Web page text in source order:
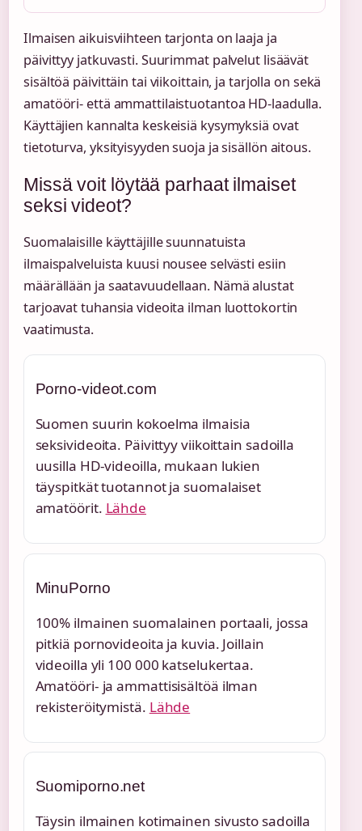
Ilmaisen aikuisviihteen tarjonta on laaja ja
päivittyy jatkuvasti. Suurimmat palvelut lisäävät
sisältöä päivittäin tai viikoittain, ja tarjolla on sekä
amatööri- että ammattilaistuotantoa HD-laadulla.
Käyttäjien kannalta keskeisiä kysymyksiä ovat
tietoturva, yksityisyyden suoja ja sisällön aitous.
Missä voit löytää parhaat ilmaiset
seksi videot?
Suomalaisille käyttäjille suunnatuista
ilmaispalveluista kuusi nousee selvästi esiin
määrällään ja saatavuudellaan. Nämä alustat
tarjoavat tuhansia videoita ilman luottokortin
vaatimusta.
Porno-videot.com
Suomen suurin kokoelma ilmaisia
seksivideoita. Päivittyy viikoittain sadoilla
uusilla HD-videoilla, mukaan lukien
täyspitkät tuotannot ja suomalaiset
amatöörit. Lähde
MinuPorno
100% ilmainen suomalainen portaali, jossa
pitkiä pornovideoita ja kuvia. Joillain
videoilla yli 100 000 katselukertaa.
Amatööri- ja ammattisisältöä ilman
rekisteröitymistä. Lähde
Suomiporno.net
Täysin ilmainen kotimainen sivusto sadoilla